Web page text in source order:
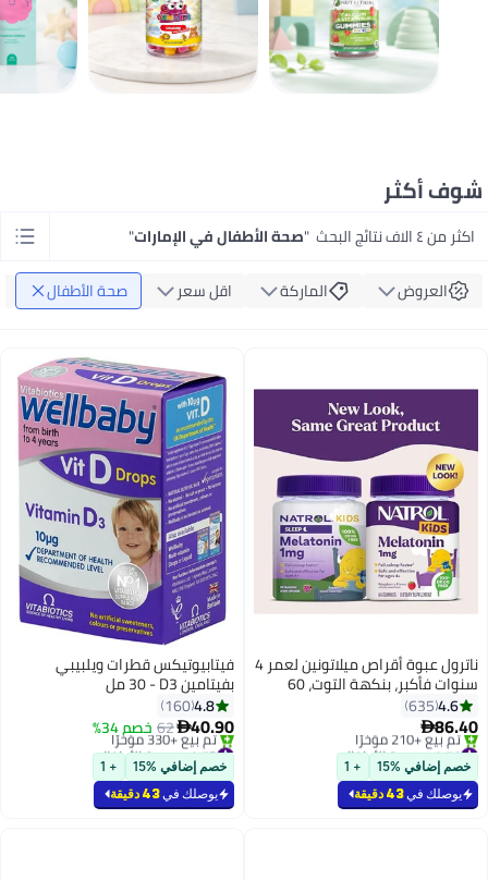
شوف أكثر
اكثر من ٤ الاف نتائج البحث "صحة الأطفال في الإمارات"
العروض
الماركة اقل سعر صحة الأطفال
ناترول عبوة أقراص ميلاتونين لعمر 4
سنوات فأكبر، بنكهة التوت، 60
قرصاً هلامياً
4.6
635
86.40
#1 في صحة الأطفال
أقل سعر في 7 يوم
باقي 6 وحدات في المخزون
تم بيع +210 مؤخرًا
#1 في صحة الأطفال
خصم إضافي %15 + 1
يوصلك في43 دقيقة
فيتابيوتيكس قطرات ويلبيبي
بفيتامين D3 ‏- 30 مل
4.8
160
40.90
62خصم 34%
#2 في صحة الأطفال
أقل سعر في 7 يوم
بتخلّص بسرعة
تم بيع +330 مؤخرًا
#2 في صحة الأطفال
خصم إضافي %15 + 1
يوصلك في43 دقيقة